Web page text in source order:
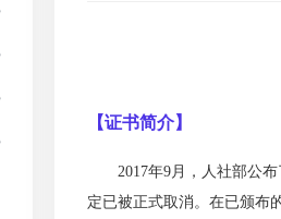
【证书简介】
2017年9月，人社部公
定已被正式取消。在已颁布